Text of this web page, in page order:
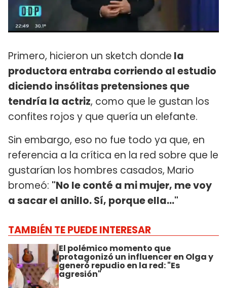
Primero, hicieron un sketch donde la
productora entraba corriendo al estudio
diciendo insólitas pretensiones que
tendría la actriz, como que le gustan los
confites rojos y que quería un elefante.
Sin embargo, eso no fue todo ya que, en
referencia a la crítica en la red sobre que le
gustarían los hombres casados, Mario
bromeó: "No le conté a mi mujer, me voy
a sacar el anillo. Sí, porque ella..."
TAMBIÉN TE PUEDE INTERESAR
El polémico momento que
protagonizó un influencer en Olga y
generó repudio en la red: "Es
agresión"